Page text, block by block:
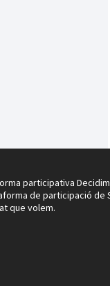
participativa
de participació de
que volem.